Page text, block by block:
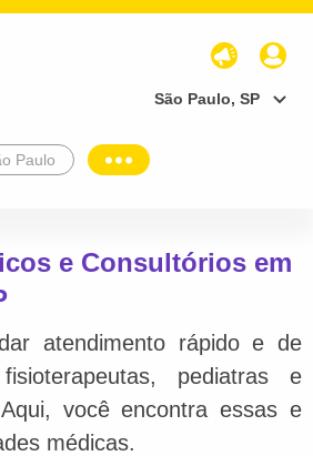
São Paulo, SP
Paulo
e Consultórios em
atendimento rápido e de
pediatras e
você encontra essas e
médicas.